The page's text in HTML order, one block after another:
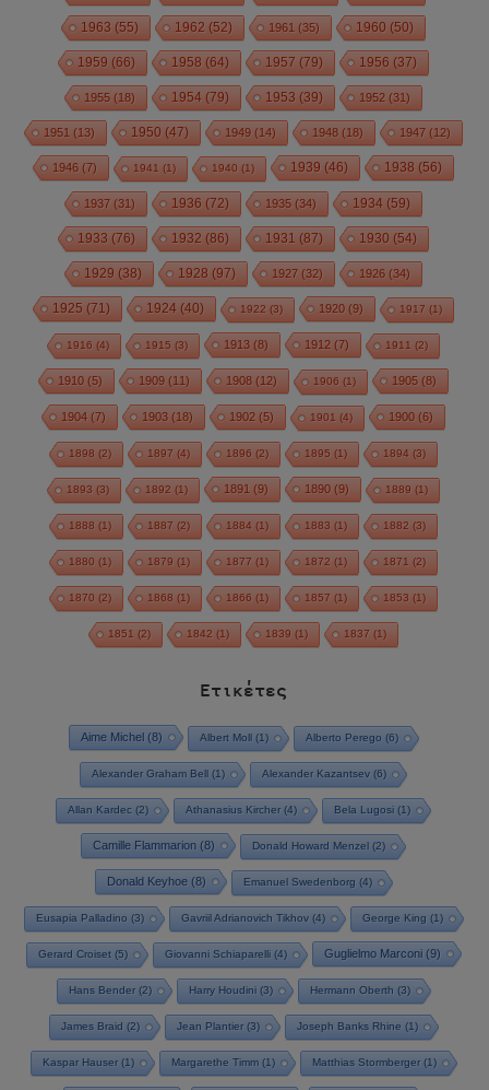
1963 (55) 1962 (52) 1961 (35) 1960 (50)
1959 (66) 1958 (64) 1957 (79) 1956 (37)
1955 (18) 1954 (79) 1953 (39) 1952 (31)
1951 (13) 1950 (47) 1949 (14) 1948 (18) 1947 (12)
1946 (7) 1941 (1) 1940 (1) 1939 (46) 1938 (56)
1937 (31) 1936 (72) 1935 (34) 1934 (59)
1933 (76) 1932 (86) 1931 (87) 1930 (54)
1929 (38) 1928 (97) 1927 (32) 1926 (34)
1925 (71) 1924 (40) 1922 (3) 1920 (9) 1917 (1)
1916 (4) 1915 (3) 1913 (8) 1912 (7) 1911 (2)
1910 (5) 1909 (11) 1908 (12) 1906 (1) 1905 (8)
1904 (7) 1903 (18) 1902 (5) 1901 (4) 1900 (6)
1898 (2) 1897 (4) 1896 (2) 1895 (1) 1894 (3)
1893 (3) 1892 (1) 1891 (9) 1890 (9) 1889 (1)
1888 (1) 1887 (2) 1884 (1) 1883 (1) 1882 (3)
1880 (1) 1879 (1) 1877 (1) 1872 (1) 1871 (2)
1870 (2) 1868 (1) 1866 (1) 1857 (1) 1853 (1)
1851 (2) 1842 (1) 1839 (1) 1837 (1)
Ετικέτες
Aime Michel(8) Albert Moll(1) Alberto Perego (6)
Alexander Graham Bell (1) Alexander Kazantsev (6)
Allan Kardec (2) Athanasius Kircher (4) Bela Lugosi (1)
Camille Flammarion (8) Donald Howard Menzel (2)
Donald Keyhoe(8) Emanuel Swedenborg (4)
Eusapia Palladino (3) Gavriil Adrianovich Tikhov(4) George King (1)
Gerard Croiset(5) Giovanni Schiaparelli(4) Guglielmo Marconi(9)
Hans Bender(2) Harry Houdini(3) Hermann Oberth (3)
James Braid (2) Jean Plantier(3) Joseph Banks Rhine (1)
Kaspar Hauser(1) Margarethe Timm(1) Matthias Stormberger(1)